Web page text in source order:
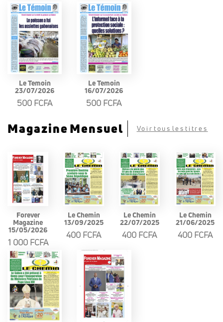
Le Temoin
23/07/2026
500 FCFA
Le Temoin
16/07/2026
500 FCFA
Magazine Mensuel Voir tous les titres
Forever
Magazine
15/05/2026
1 000 FCFA
Le Chemin
13/09/2025
400 FCFA
Le Chemin
22/07/2025
400 FCFA
Le Chemin
21/06/2025
400 FCFA